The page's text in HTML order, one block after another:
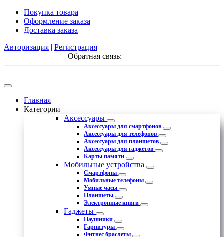
Покупка товара
Оформление заказа
Доставка заказа
Авторизация | Регистрация
Обратная связь:
Главная
Категории
Аксессуары
Аксессуары для смартфонов
Аксессуары для телефонов
Аксессуары для планшетов
Аксессуары для гаджетов
Карты памяти
Мобильные устройства
Смартфоны
Мобильные телефоны
Умные часы
Планшеты
Электронные книги
Гаджеты
Наушники
Гарнитуры
Фитнес браслеты